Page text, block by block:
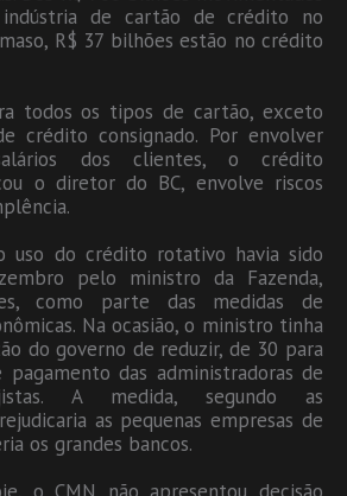
de cartão de crédito no
R$ 37 bilhões estão no crédito
todos os tipos de cartão, exceto
crédito consignado. Por envolver
dos clientes, o crédito
o diretor do BC, envolve riscos
uso do crédito rotativo havia sido
pelo ministro da Fazenda,
como parte das medidas de
Na ocasião, o ministro tinha
do governo de reduzir, de 30 para
das administradoras de
A medida, segundo as
as pequenas empresas de
os grandes bancos.